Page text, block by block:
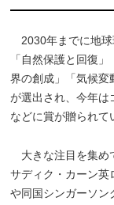
2030年までに地球
「自然保護と回復
界の創成」「気候変
が選出され、今年は
などに賞が贈られて
大きな注目を集め
サディク・カーン英
や同国シンガーソン